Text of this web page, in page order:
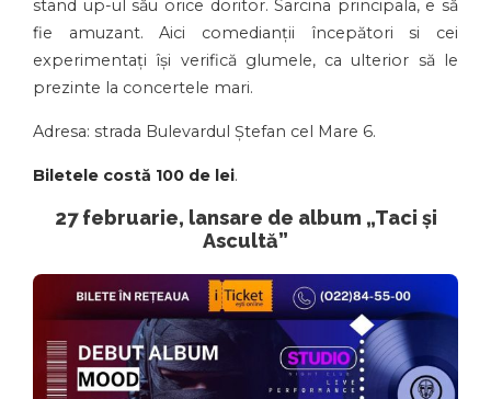
stand up-ul său orice doritor. Sarcina principala, e să
fie amuzant. Aici comedianții începători si cei
experimentați își verifică glumele, ca ulterior să le
prezinte la concertele mari.
Adresa: strada Bulevardul Ștefan cel Mare 6.
Biletele costă 100 de lei.
27 februarie, lansare de album „Taci și
Ascultă”